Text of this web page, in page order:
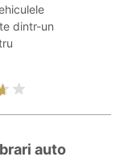
dintr-un
auto